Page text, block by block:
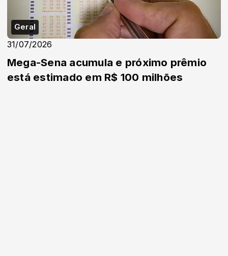
Geral
31/07/2026
Mega-Sena acumula e próximo prêmio
está estimado em R$ 100 milhões